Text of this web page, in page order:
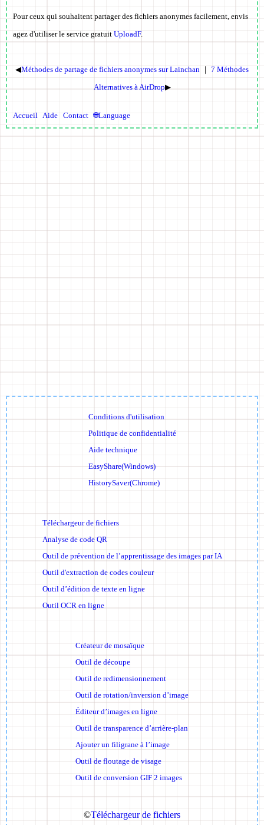
Pour ceux qui souhaitent partager des fichiers anonymes facilement, envis
agez d'utiliser le service gratuit UploadF.
◀Méthodes de partage de fichiers anonymes sur Lainchan ｜ 7 Méthodes
Alternatives à AirDrop▶
Accueil Aide Contact 🌐Language
Conditions d'utilisation
Politique de confidentialité
Aide technique
EasyShare(Windows)
HistorySaver(Chrome)
Téléchargeur de fichiers
Analyse de code QR
Outil de prévention de l’apprentissage des images par IA
Outil d'extraction de codes couleur
Outil d’édition de texte en ligne
Outil OCR en ligne
Créateur de mosaïque
Outil de découpe
Outil de redimensionnement
Outil de rotation/inversion d’image
Éditeur d’images en ligne
Outil de transparence d’arrière-plan
Ajouter un filigrane à l’image
Outil de floutage de visage
Outil de conversion GIF 2 images
©Téléchargeur de fichiers